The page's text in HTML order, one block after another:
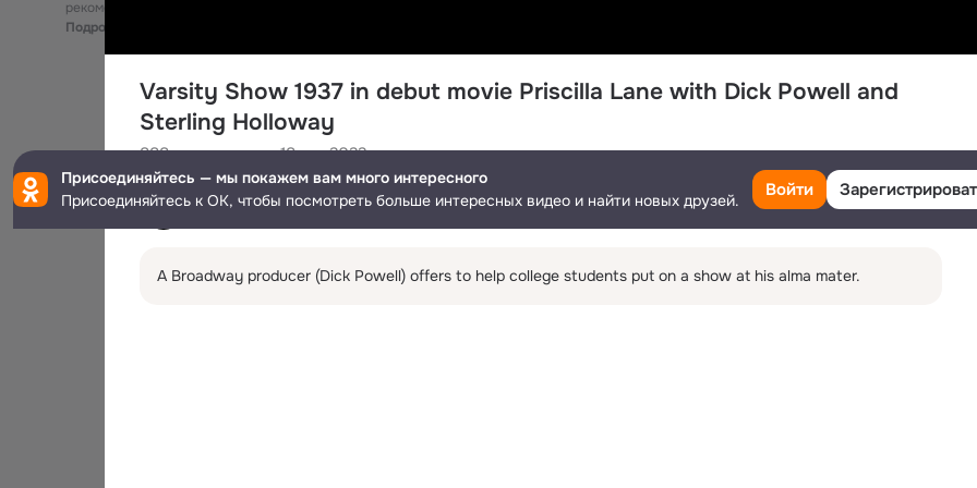
Varsity Show 1937 in debut movie Priscilla Lane with Dick Powell and
Sterling Holloway
888просмотров 18 авг 2022
🇮🇳Juhi Thakur🇮🇳
10 Поделиться 1 Ещё
A Broadway producer (Dick Powell) offers to help college students put on a show at his alma mater.
рекомендательные технологии
Подробнее
Присоединяйтесь — мы покажем вам много интересного
Присоединяйтесь к ОК, чтобы посмотреть больше интересных видео и найти новых друзей.
Войти